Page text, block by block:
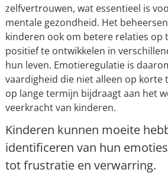
zelfvertrouwen, wat essentieel is
mentale gezondheid. Het
kinderen ook om betere relaties op
positief te ontwikkelen in
hun leven. Emotieregulatie is
vaardigheid die niet alleen op korte
op lange termijn bijdraagt aan het
veerkracht van kinderen.
Kinderen kunnen moeite
identificeren van hun
tot frustratie en verwarring.